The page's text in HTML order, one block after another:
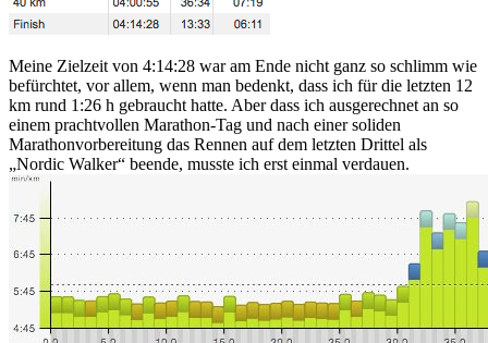
Meine Zielzeit von 4:14:28 war am Ende nicht ganz so schlimm wie
befürchtet, vor allem, wenn man bedenkt, dass ich für die letzten 12
km rund 1:26 h gebraucht hatte. Aber dass ich ausgerechnet an so
einem prachtvollen Marathon-Tag und nach einer soliden
Marathonvorbereitung das Rennen auf dem letzten Drittel als
„Nordic Walker“ beende, musste ich erst einmal verdauen.